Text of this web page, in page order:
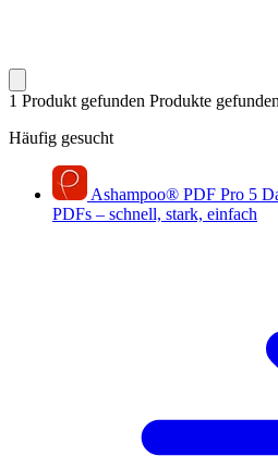
1 Produkt gefunden Produkte gefunden
Häufig gesucht
Ashampoo® PDF Pro 5
PDFs – schnell, stark, einfach